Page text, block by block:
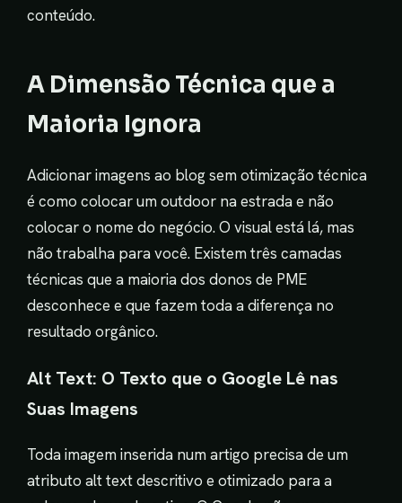
conteúdo.
A Dimensão Técnica que a
Maioria Ignora
Adicionar imagens ao blog sem otimização técnica
é como colocar um outdoor na estrada e não
colocar o nome do negócio. O visual está lá, mas
não trabalha para você. Existem três camadas
técnicas que a maioria dos donos de PME
desconhece e que fazem toda a diferença no
resultado orgânico.
Alt Text: O Texto que o Google Lê nas
Suas Imagens
Toda imagem inserida num artigo precisa de um
atributo alt text descritivo e otimizado para a